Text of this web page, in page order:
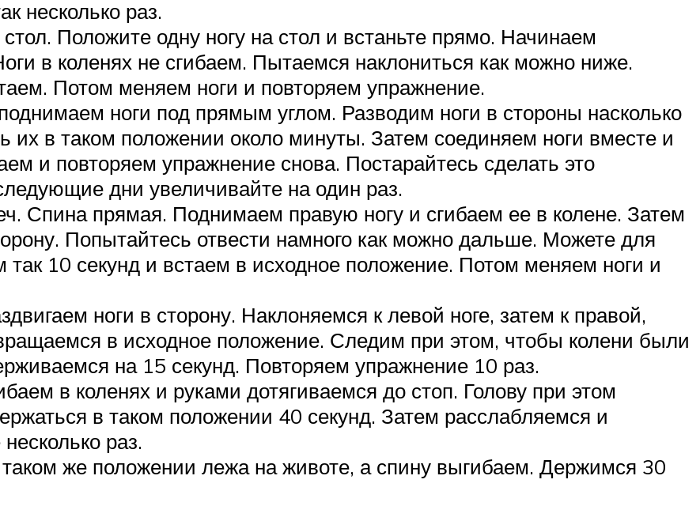
несколько раз.
Положите одну ногу на стол и встаньте прямо. Начинаем
в коленях не сгибаем. Пытаемся наклониться как можно ниже.
Потом меняем ноги и повторяем упражнение.
ноги под прямым углом. Разводим ноги в стороны насколько
их в таком положении около минуты. Затем соединяем ноги вместе и
и повторяем упражнение снова. Постарайтесь сделать это
дни увеличивайте на один раз.
Спина прямая. Поднимаем правую ногу и сгибаем ее в колене. Затем
Попытайтесь отвести намного как можно дальше. Можете для
так 10 секунд и встаем в исходное положение. Потом меняем ноги и
ноги в сторону. Наклоняемся к левой ноге, затем к правой,
в исходное положение. Следим при этом, чтобы колени были
на 15 секунд. Повторяем упражнение 10 раз.
в коленях и руками дотягиваемся до стоп. Голову при этом
в таком положении 40 секунд. Затем расслабляемся и
раз.
же положении лежа на животе, а спину выгибаем. Держимся 30